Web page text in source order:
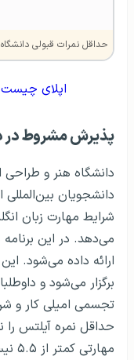
حداقل نمرات قبولی
اپلای
پذیرش مشروط در
دانشگاه هنر و طراحی
دانشجویان
شرایط مهارت زبان
می‌دهد. در این برنامه
ارائه داده می‌شود.
برگزار می‌شود و
تجسمی امیلی کار و
حداقل نمره آیلتس را